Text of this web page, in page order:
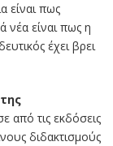
είναι πως
νέα είναι πως η
έχει βρει
από τις εκδόσεις
διδακτισμούς